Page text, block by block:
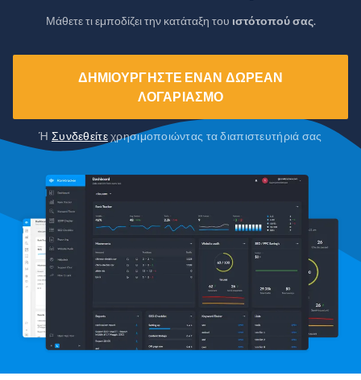
Μάθετε τι εμποδίζει την κατάταξη του ιστότοπού σας.
ΔΗΜΙΟΥΡΓΉΣΤΕ ΈΝΑΝ ΔΩΡΕΆΝ
ΛΟΓΑΡΙΑΣΜΌ
ΉΣυνδεθείτεχρησιμοποιώντας τα διαπιστευτήριά σας